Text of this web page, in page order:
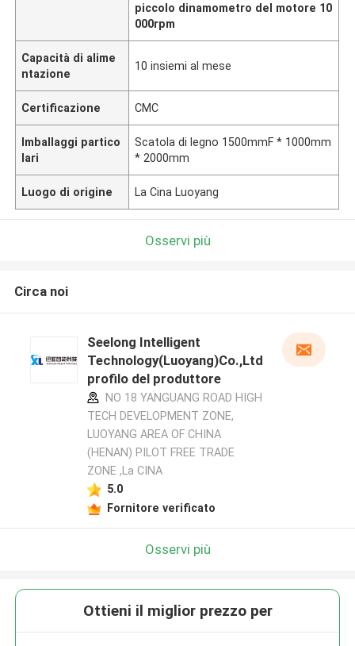
piccolo dinamometro del motore 10
000rpm
Capacità di alime
ntazione
10 insiemi al mese
Certificazione CMC
Imballaggi partico
lari
Scatola di legno 1500mmF * 1000mm
* 2000mm
Luogo di origine La Cina Luoyang
Osservi più
Circa noi
Seelong Intelligent
Technology(Luoyang)Co.,Ltd
profilo del produttore
NO 18 YANGUANG ROAD HIGH
TECH DEVELOPMENT ZONE,
LUOYANG AREA OF CHINA
(HENAN) PILOT FREE TRADE
ZONE ,La CINA
5.0
Fornitore verificato
Osservi più
Ottieni il miglior prezzo per